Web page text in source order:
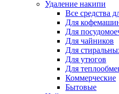
Удаление накипи
Все средства
Для
Для
Для чайников
Для
Для утюгов
Для
Коммерческие
Бытовые